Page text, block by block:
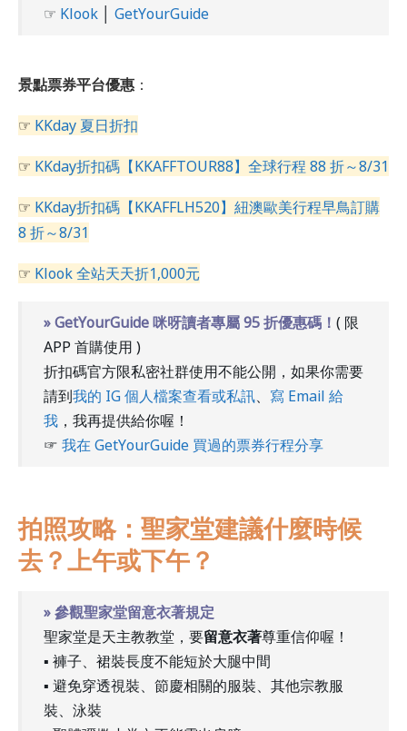
☞ Klook GetYourGuide
景點票券平台優惠 ：
☞ KKday 夏日折扣
☞ KKday折扣碼【KKAFFTOUR88】全球行程 88 折～8/31
☞ KKday折扣碼【KKAFFLH520】紐澳歐美行程早鳥訂購
8 折～8/31
☞ Klook 全站天天折1,000元
» GetYourGuide 咪呀讀者專屬 95 折優惠碼！ ( 限
APP 首購使用 )
折扣碼官方限私密社群使用不能公開，如果你需要
請到我的 IG 個人檔案查看或私訊、 寫 Email 給
我 ，我再提供給你喔！
☞ 我在 GetYourGuide 買過的票券行程分享
拍照攻略：聖家堂建議什麼時候
去？上午或下午？
» 參觀聖家堂留意衣著規定
聖家堂是天主教教堂，要留意衣著尊重信仰喔！
▪︎ 褲子、裙裝長度不能短於大腿中間
▪︎ 避免穿透視裝、節慶相關的服裝、其他宗教服
裝、泳裝